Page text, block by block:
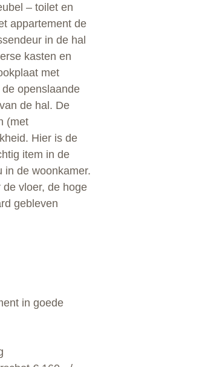
– toilet en
appartement de
in de hal
kasten en
met
openslaande
de hal. De
(met
Hier is de
item in de
in de woonkamer.
vloer, de hoge
gebleven
in goede